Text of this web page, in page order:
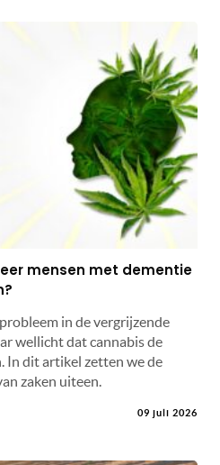
mensen met dementie
in de vergrijzende
wellicht dat cannabis de
In dit artikel zetten we de
zaken uiteen.
09 juli 2026